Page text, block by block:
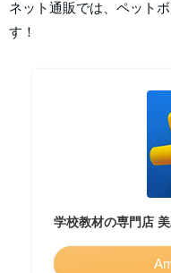
ネット通販では、ペット
す！
学校教材の専門店